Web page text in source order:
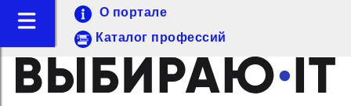
О портале
Каталог профессий